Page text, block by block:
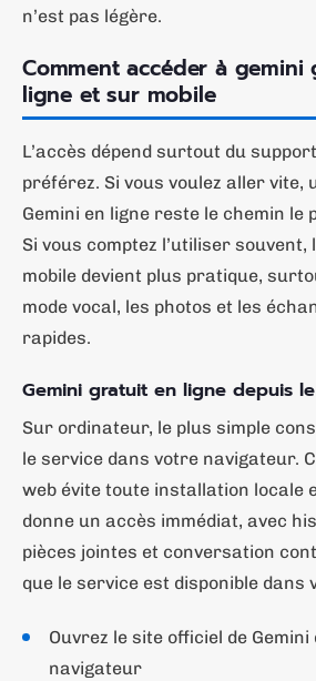
n’est pas légère.
Comment accéder à gemini
ligne et sur mobile
L’accès dépend surtout du
préférez. Si vous voulez aller vite,
Gemini en ligne reste le chemin le
Si vous comptez l’utiliser souvent,
mobile devient plus pratique,
mode vocal, les photos et les
rapides.
Gemini gratuit en ligne depuis
Sur ordinateur, le plus simple
le service dans votre navigateur.
web évite toute installation locale
donne un accès immédiat, avec
pièces jointes et conversation
que le service est disponible dans
Ouvrez le site officiel de
navigateur